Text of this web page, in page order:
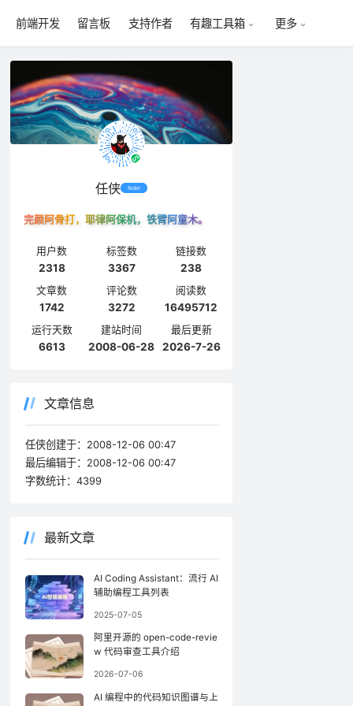
前端开发 留言板 支持作者 有趣工具箱 更多
任侠 feder
完颜阿骨打，耶律阿保机，铁臂阿童木。
用户数
2318
标签数
3367
链接数
238
文章数
1742
评论数
3272
阅读数
16495712
运行天数
6613
建站时间
2008-06-28
最后更新
2026-7-26
文章信息
任侠创建于： 2008-12-06 00:47
最后编辑于： 2008-12-06 00:47
字数统计： 4399
最新文章
AI Coding Assistant：流行 AI
辅助编程工具列表
2025-07-05
阿里开源的 open-code-revie
w 代码审查工具介绍
2026-07-06
AI 编程中的代码知识图谱与上